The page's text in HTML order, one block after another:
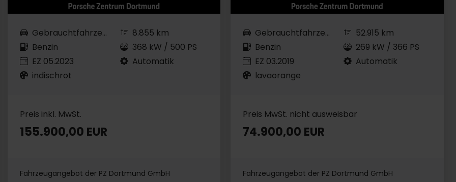
Gebrauchtfahrzeug
Benzin
EZ 05.2023
indischrot
8.855 km
368 kW / 500 PS
Automatik
Preis inkl. MwSt.
155.900,00 EUR
Fahrzeugangebot der PZ Dortmund GmbH
Gebrauchtfahrzeug
Benzin
EZ 03.2019
lavaorange
52.915 km
269 kW / 366 PS
Automatik
Preis MwSt. nicht ausweisbar
74.900,00 EUR
Fahrzeugangebot der PZ Dortmund GmbH